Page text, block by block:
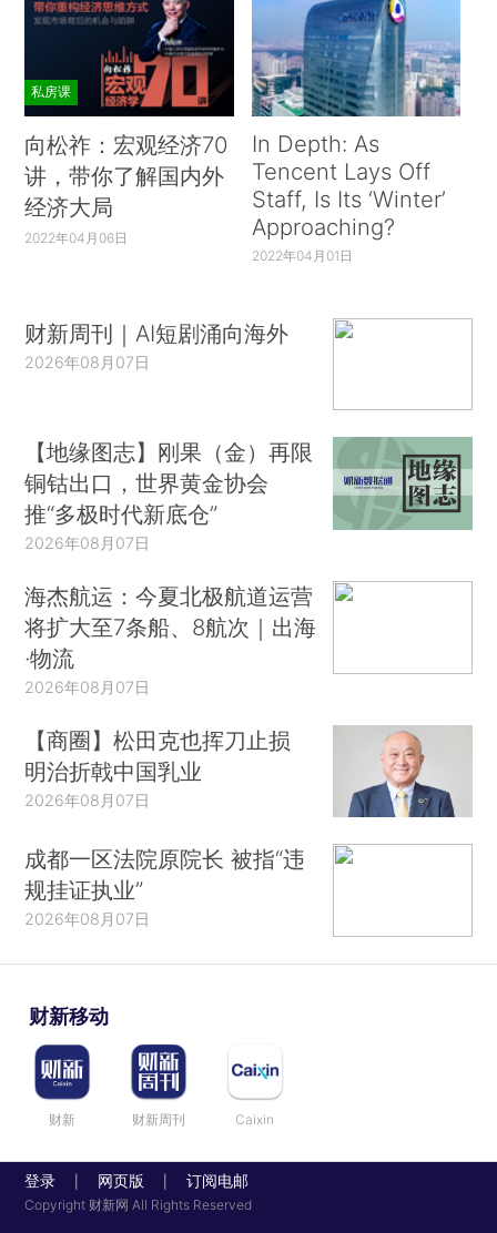
私房课
向松祚：宏观经济70
讲，带你了解国内外
经济大局
2022年04月06日
In Depth: As
Tencent Lays Off
Staff, Is Its ‘Winter’
Approaching?
2022年04月01日
财新周刊｜AI短剧涌向海外
2026年08月07日
【地缘图志】刚果（金）再限
铜钴出口，世界黄金协会
推“多极时代新底仓”
2026年08月07日
海杰航运：今夏北极航道运营
将扩大至7条船、8航次｜出海
·物流
2026年08月07日
【商圈】松田克也挥刀止损
明治折戟中国乳业
2026年08月07日
成都一区法院原院长 被指“违
规挂证执业”
2026年08月07日
财新移动
财新 财新周刊 Caixin
登录 网页版 订阅电邮
Copyright 财新网 All Rights Reserved